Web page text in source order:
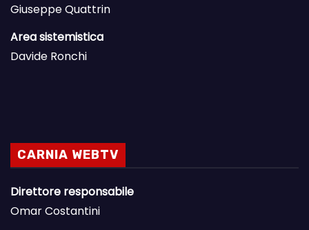
Giuseppe Quattrin
Area sistemistica
Davide Ronchi
CARNIA WEBTV
Direttore responsabile
Omar Costantini